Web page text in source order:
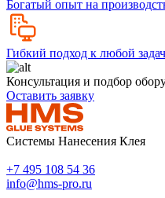
Богатый опыт на
Гибкий подход к любой
Консультация и подбор
Оставить заявку
Системы Нанесения Клея
+7 495 108 54 36
info@hms-pro.ru